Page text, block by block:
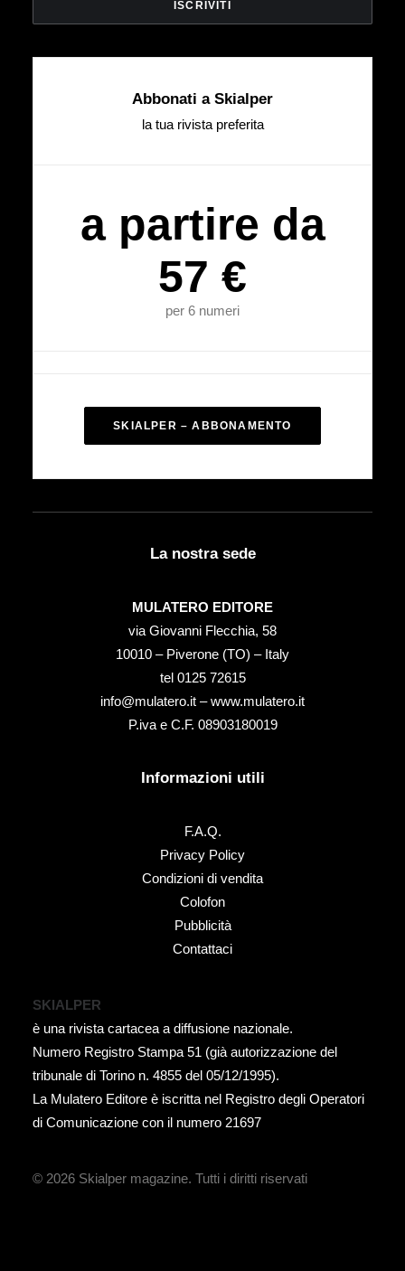
Abbonati a Skialper
la tua rivista preferita
a partire da
57 €
per 6 numeri
SKIALPER – ABBONAMENTO
La nostra sede
MULATERO EDITORE
via Giovanni Flecchia, 58
10010 – Piverone (TO) – Italy
tel ‭0125 72615‬
info@mulatero.it –www.mulatero.it
P.iva e C.F. 08903180019
Informazioni utili
F.A.Q.
Privacy Policy
Condizioni di vendita
Colofon
Pubblicità
Contattaci
SKIALPER
è una rivista cartacea a diffusione nazionale.
Numero Registro Stampa 51 (già autorizzazione del
tribunale di Torino n. 4855 del 05/12/1995).
La Mulatero Editore è iscritta nel Registro degli Operatori
di Comunicazione con il numero 21697
© 2026 Skialper magazine. Tutti i diritti riservati